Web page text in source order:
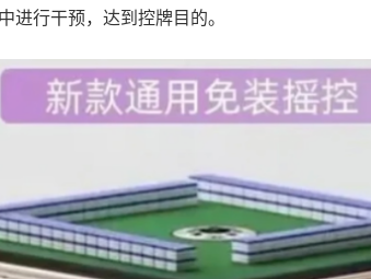
进行干预，达到控牌目的。